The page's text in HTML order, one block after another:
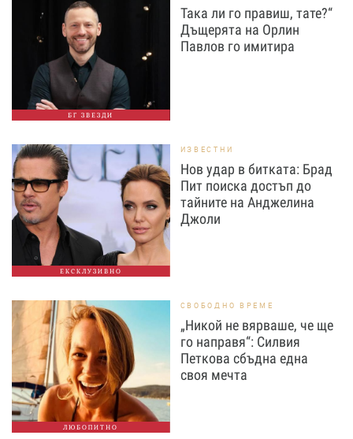
БГ ЗВЕЗДИ
Така ли го правиш, тате?“
Дъщерята на Орлин
Павлов го имитира
ЕКСКЛУЗИВНО
ИЗВЕСТНИ
Нов удар в битката: Брад
Пит поиска достъп до
тайните на Анджелина
Джоли
ЛЮБОПИТНО
СВОБОДНО ВРЕМЕ
„Никой не вярваше, че ще
го направя“: Силвия
Петкова сбъдна една
своя мечта